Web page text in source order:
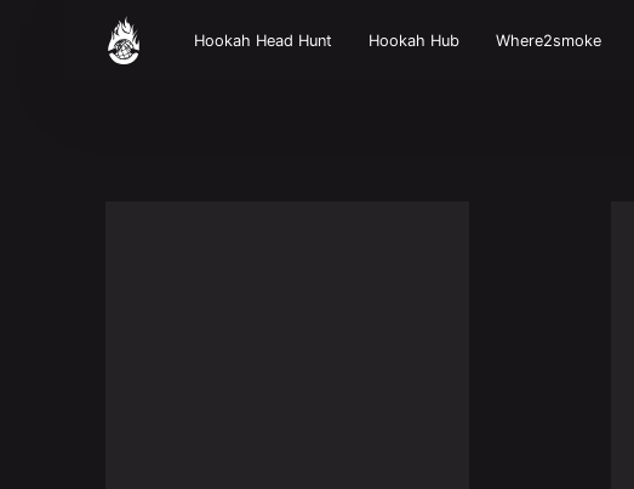
Hookah Head Hunt Hookah Hub Where2smoke